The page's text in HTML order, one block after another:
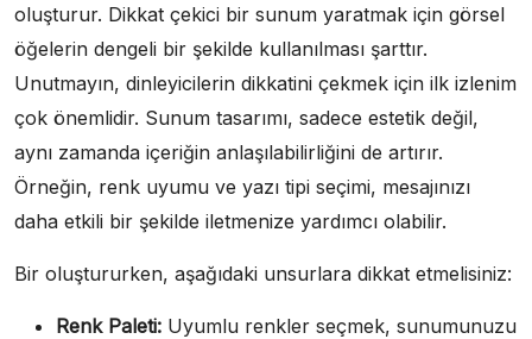
oluşturur. Dikkat çekici bir sunum yaratmak için görsel
öğelerin dengeli bir şekilde kullanılması şarttır.
Unutmayın, dinleyicilerin dikkatini çekmek için ilk izlenim
çok önemlidir. Sunum tasarımı, sadece estetik değil,
aynı zamanda içeriğin anlaşılabilirliğini de artırır.
Örneğin, renk uyumu ve yazı tipi seçimi, mesajınızı
daha etkili bir şekilde iletmenize yardımcı olabilir.
Bir oluştururken, aşağıdaki unsurlara dikkat etmelisiniz:
Renk Paleti: Uyumlu renkler seçmek, sunumunuzu